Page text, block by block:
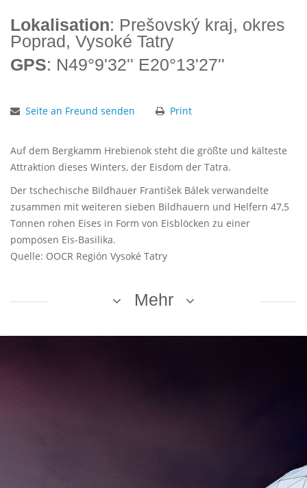
Lokalisation: Prešovský kraj, okres
Poprad, Vysoké Tatry
GPS: N49°9'32'' E20°13'27''
Seite an Freund senden Print
Auf dem Bergkamm Hrebienok steht die größte und kälteste
Attraktion dieses Winters, der Eisdom der Tatra.
Der tschechische Bildhauer František Bálek verwandelte
zusammen mit weiteren sieben Bildhauern und Helfern 47,5
Tonnen rohen Eises in Form von Eisblöcken zu einer
pompösen Eis-Basilika.
Quelle: OOCR Región Vysoké Tatry
Mehr